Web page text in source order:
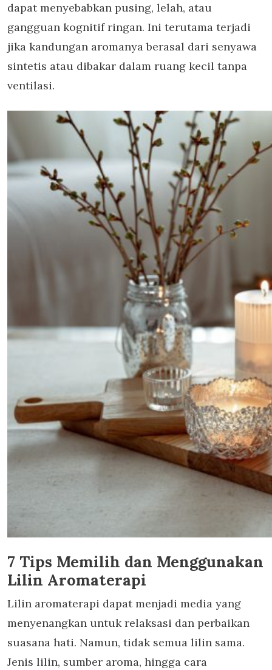
dapat menyebabkan pusing, lelah, atau
gangguan kognitif ringan. Ini terutama terjadi
jika kandungan aromanya berasal dari senyawa
sintetis atau dibakar dalam ruang kecil tanpa
ventilasi.
7 Tips Memilih dan Menggunakan
Lilin Aromaterapi
Lilin aromaterapi dapat menjadi media yang
menyenangkan untuk relaksasi dan perbaikan
suasana hati. Namun, tidak semua lilin sama.
Jenis lilin, sumber aroma, hingga cara